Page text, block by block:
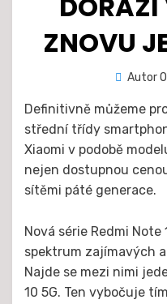
ZNOVU
Autor
Definitivně můžeme
střední třídy
Xiaomi v podobě
nejen dostupnou
sítěmi páté generace.
Nová série Redmi
spektrum zajímavých
Najde se mezi nimi
10 5G. Ten vybočuje